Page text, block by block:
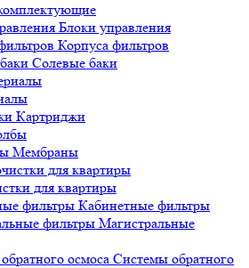
Блоки управления
Корпуса фильтров
Солевые баки
Картриджи
Мембраны
для квартиры
Кабинетные фильтры
Магистральные
Системы обратного